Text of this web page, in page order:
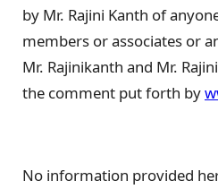
by Mr. Rajini Kanth of
members or associates or
Mr. Rajinikanth and Mr.
the comment put forth by
No information provided